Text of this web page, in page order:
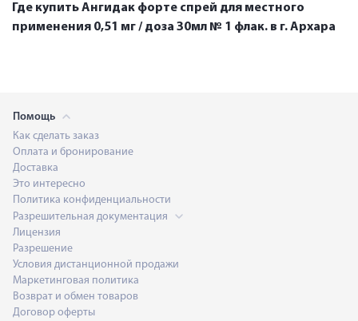
Где купить Ангидак форте спрей для местного
применения 0,51 мг / доза 30мл № 1 флак. в г. Архара
Помощь
Как сделать заказ
Оплата и бронирование
Доставка
Это интересно
Политика конфиденциальности
Разрешительная документация
Лицензия
Разрешение
Условия дистанционной продажи
Маркетинговая политика
Возврат и обмен товаров
Договор оферты